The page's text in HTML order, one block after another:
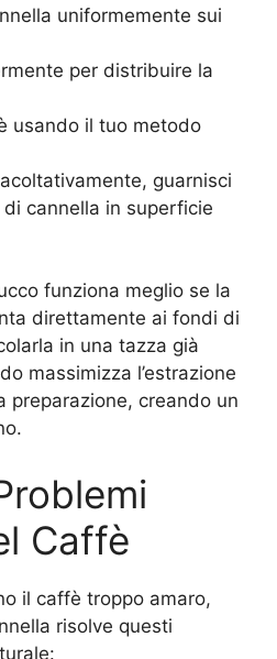
uniformemente sui
per distribuire la
usando il tuo metodo
guarnisci
cannella in superficie
funziona meglio se la
direttamente ai fondi di
in una tazza già
massimizza l’estrazione
preparazione, creando un
Caffè
il caffè troppo amaro,
risolve questi